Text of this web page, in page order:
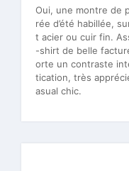
Oui, une montre de
rée d’été habillée,
t acier ou cuir fin.
-shirt de belle
orte un contraste
tication, très
asual chic.